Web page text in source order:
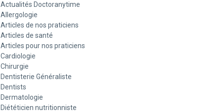
Actualités Doctoranytime
Allergologie
Articles de nos praticiens
Articles de santé
Articles pour nos praticiens
Cardiologie
Chirurgie
Dentisterie Généraliste
Dentists
Dermatologie
Diététicien nutritionniste